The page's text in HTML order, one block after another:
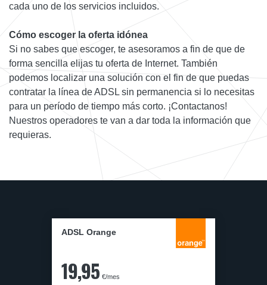
cada uno de los servicios incluidos.
Cómo escoger la oferta idónea
Si no sabes que escoger, te asesoramos a fin de que de
forma sencilla elijas tu oferta de Internet. También
podemos localizar una solución con el fin de que puedas
contratar la línea de ADSL sin permanencia si lo necesitas
para un período de tiempo más corto. ¡Contactanos!
Nuestros operadores te van a dar toda la información que
requieras.
ADSL Orange
19,95 €/mes